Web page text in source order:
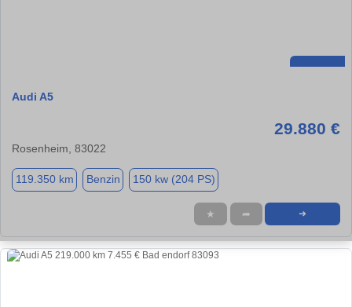
Audi A5
29.880 €
Rosenheim, 83022
119.350 km Benzin 150 kw (204 PS)
★ ➦ ➜